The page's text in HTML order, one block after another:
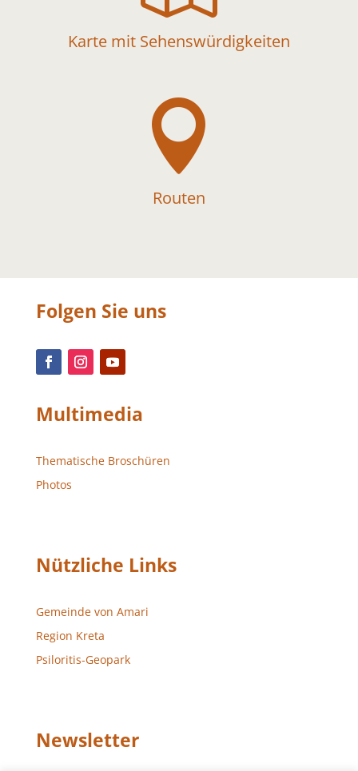
Karte mit Sehenswürdigkeiten

Routen
Folgen Sie uns
Multimedia
Thematische Broschüren
Photos
Nützliche Links
Gemeinde von Amari
Region Kreta
Psiloritis-Geopark
Newsletter